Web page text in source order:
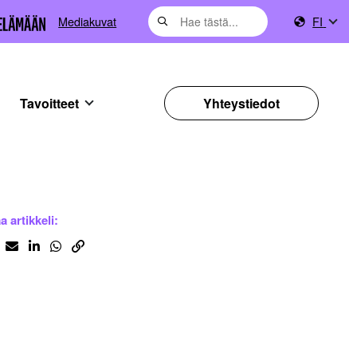
Mediakuvat FI
Tavoitteet Yhteystiedot
artikkeli: